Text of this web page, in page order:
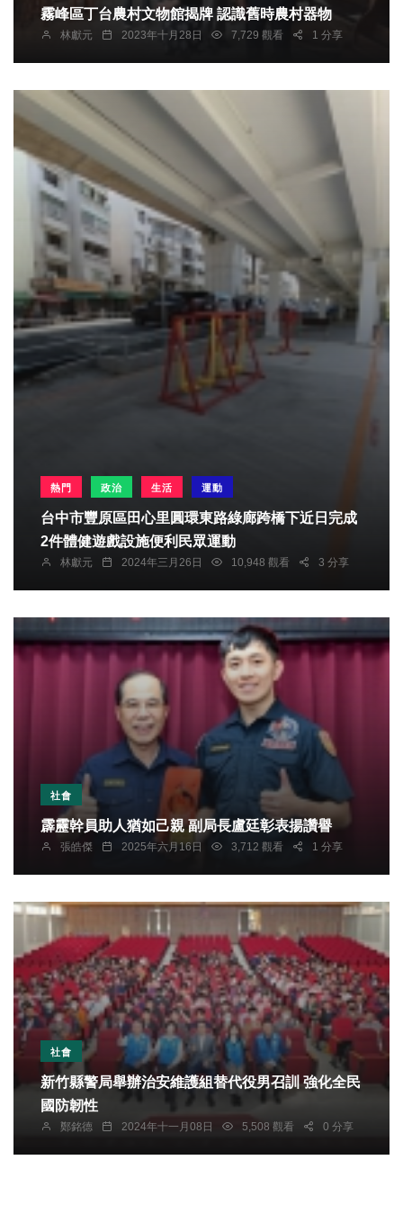
霧峰區丁台農村文物館揭牌 認識舊時農村器物
林獻元 2023年十月28日 7,729 觀看 1 分享
熱門 政治 生活 運動
台中市豐原區田心里圓環東路綠廊跨橋下近日完成
2件體健遊戲設施便利民眾運動
林獻元 2024年三月26日 10,948 觀看 3 分享
社會
霹靂幹員助人猶如己親 副局長盧廷彰表揚讚譽
張皓傑 2025年六月16日 3,712 觀看 1 分享
社會
新竹縣警局舉辦治安維護組替代役男召訓 強化全民
國防韌性
鄭銘德 2024年十一月08日 5,508 觀看 0 分享